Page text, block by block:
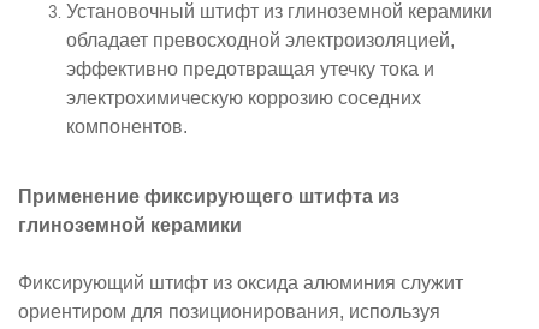
Установочный штифт из глиноземной керамики
обладает превосходной электроизоляцией,
эффективно предотвращая утечку тока и
электрохимическую коррозию соседних
компонентов.
Применение фиксирующего штифта из
глиноземной керамики
Фиксирующий штифт из оксида алюминия служит
ориентиром для позиционирования, используя